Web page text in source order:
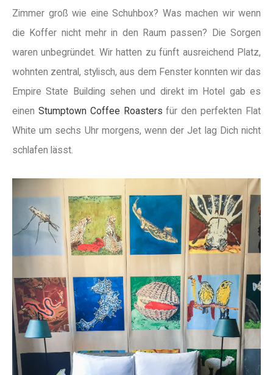
Zimmer groß wie eine Schuhbox? Was machen wir wenn
die Koffer nicht mehr in den Raum passen? Die Sorgen
waren unbegründet. Wir hatten zu fünft ausreichend Platz,
wohnten zentral, stylisch, aus dem Fenster konnten wir das
Empire State Building sehen und direkt im Hotel gab es
einen Stumptown Coffee Roasters für den perfekten Flat
White um sechs Uhr morgens, wenn der Jet lag Dich nicht
schlafen lässt.